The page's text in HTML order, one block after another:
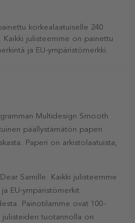
korkealaatuiselle 240
julisteemme on painettu
ja EU-ympäristömerkki.
Multidesign Smooth
päällystämätön paperi
Paperi on arkistolaatuista,
Samille. Kaikki julisteemme
EU-ympäristömerkit
Painotilamme ovat 100-
tuotannolla on